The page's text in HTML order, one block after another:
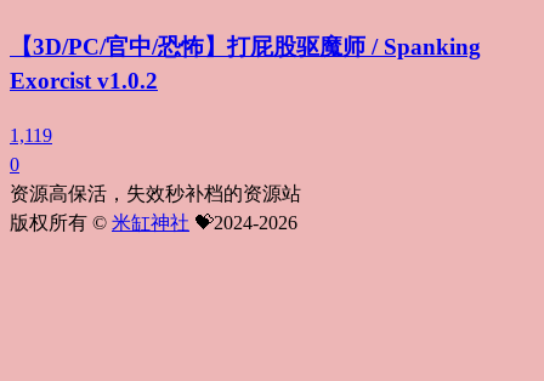
【3D/PC/官中/恐怖】打屁股驱魔师 / Spanking
Exorcist v1.0.2
1,119
0
资源高保活，失效秒补档的资源站
版权所有 © 米缸神社 💝2024-2026